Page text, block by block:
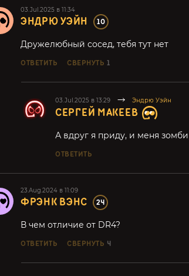
03.Jul.2025 в 11:34
ЭНДРЮ УЭЙН 10
Дружелюбный сосед, тебя тут нет
ОТВЕТИТЬ СВЕРНУТЬ 1
03.Jul.2025 в 13:29 Эндрю Уэйн
СЕРГЕЙ МАКЕЕВ
А вдруг я приду, и меня
ОТВЕТИТЬ
23.Aug.2024 в 11:09
ФРЭНК ВЭНС 24
В чем отличие от DR4?
ОТВЕТИТЬ СВЕРНУТЬ 4